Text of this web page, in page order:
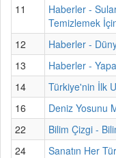
11
Haberler -
Temizlemek
12
Haberler -
13
Haberler -
14
Türkiye'nin İlk
16
Deniz Yosunu
22
Bilim Çizgi -
24
Sanatın Her